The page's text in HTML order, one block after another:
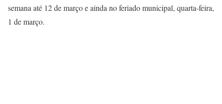
semana até 12 de março e ainda no feriado municipal, quarta-feira,
1 de março.